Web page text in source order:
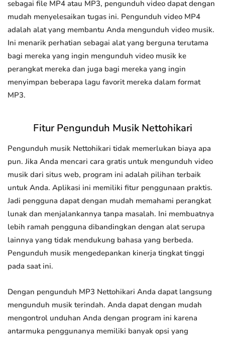
sebagai file MP4 atau MP3, pengunduh video dapat dengan
mudah menyelesaikan tugas ini. Pengunduh video MP4
adalah alat yang membantu Anda mengunduh video musik.
Ini menarik perhatian sebagai alat yang berguna terutama
bagi mereka yang ingin mengunduh video musik ke
perangkat mereka dan juga bagi mereka yang ingin
menyimpan beberapa lagu favorit mereka dalam format
MP3.
Fitur Pengunduh Musik Nettohikari
Pengunduh musik Nettohikari tidak memerlukan biaya apa
pun. Jika Anda mencari cara gratis untuk mengunduh video
musik dari situs web, program ini adalah pilihan terbaik
untuk Anda. Aplikasi ini memiliki fitur penggunaan praktis.
Jadi pengguna dapat dengan mudah memahami perangkat
lunak dan menjalankannya tanpa masalah. Ini membuatnya
lebih ramah pengguna dibandingkan dengan alat serupa
lainnya yang tidak mendukung bahasa yang berbeda.
Pengunduh musik mengedepankan kinerja tingkat tinggi
pada saat ini.
Dengan pengunduh MP3 Nettohikari Anda dapat langsung
mengunduh musik terindah. Anda dapat dengan mudah
mengontrol unduhan Anda dengan program ini karena
antarmuka penggunanya memiliki banyak opsi yang